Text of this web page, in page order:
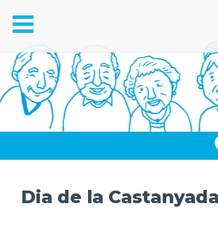
Toggle
navigation
Dia de la Castanyada